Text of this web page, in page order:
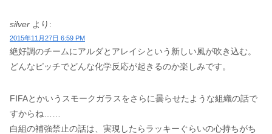
silver より:
2015年11月27日 6:59 PM
絶好調のチームにアルダとアレイシという新しい風が吹き込む。
どんなピッチでどんな化学反応が起きるのか楽しみです。
FIFAとかいうスモークガラスをさらに曇らせたような組織の話で
すからね……
白組の補強禁止の話は、実現したらラッキーぐらいの心持ちがち